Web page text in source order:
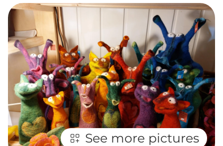
See more pictures